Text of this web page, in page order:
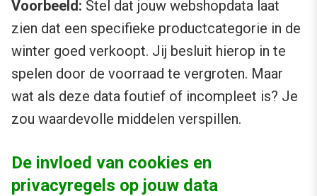
Voorbeeld: Stel dat jouw webshopdata laat
zien dat een specifieke productcategorie in de
winter goed verkoopt. Jij besluit hierop in te
spelen door de voorraad te vergroten. Maar
wat als deze data foutief of incompleet is? Je
zou waardevolle middelen verspillen.
De invloed van cookies en
privacyregels op jouw data